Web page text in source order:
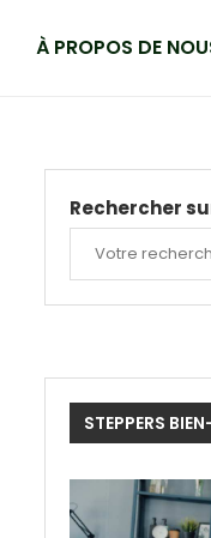
À PROPOS DE
Rechercher
STEPPERS